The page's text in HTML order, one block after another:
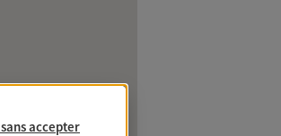
accepter